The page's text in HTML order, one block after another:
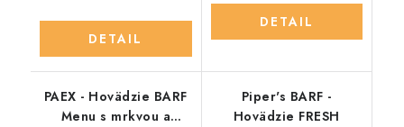
DETAIL
DETAIL
PAEX - Hovädzie BARF
Menu s mrkvou a
Piper's BARF -
Hovädzie FRESH